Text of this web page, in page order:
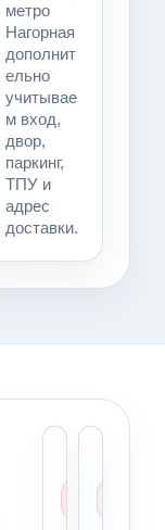
метро
Нагорная
дополнит
ельно
учитывае
м вход,
двор,
паркинг,
ТПУ и
адрес
доставки.